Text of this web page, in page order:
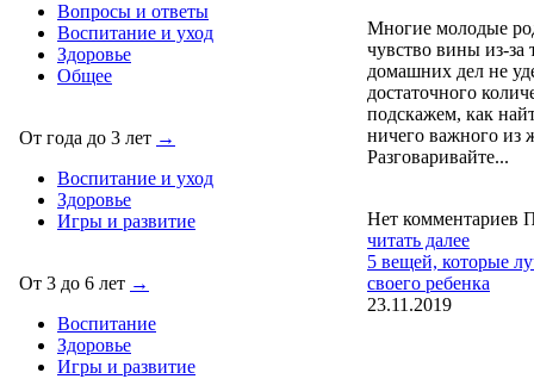
Вопросы и ответы
Воспитание и уход
Здоровье
Общее
От года до 3 лет →
Воспитание и уход
Здоровье
Игры и развитие
От 3 до 6 лет →
Воспитание
Здоровье
Игры и развитие
Многие молодые
чувство вины из-за
домашних дел не
достаточного
подскажем, как
ничего важного из
Разговаривайте...
Нет комментариев
читать далее
5 вещей, которые
своего ребенка
23.11.2019